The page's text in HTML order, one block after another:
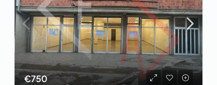
€750